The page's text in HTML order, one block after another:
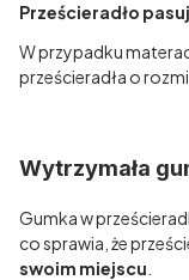
Prześcieradło
W przypadku
prześcieradła o
Wytrzymała
Gumka w
co sprawia, że
swoim miejscu